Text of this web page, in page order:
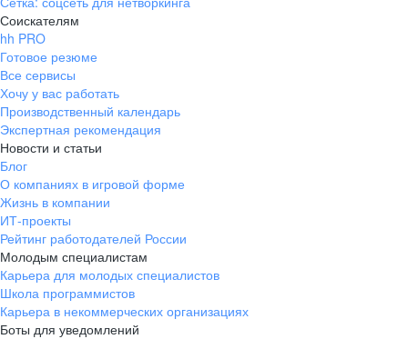
Соискателям
hh PRO
Готовое резюме
Все сервисы
Хочу у вас работать
Производственный календарь
Экспертная рекомендация
Новости и статьи
Блог
О компаниях в игровой форме
Жизнь в компании
ИТ-проекты
Рейтинг работодателей России
Молодым специалистам
Карьера для молодых специалистов
Школа программистов
Карьера в некоммерческих организациях
Боты для уведомлений